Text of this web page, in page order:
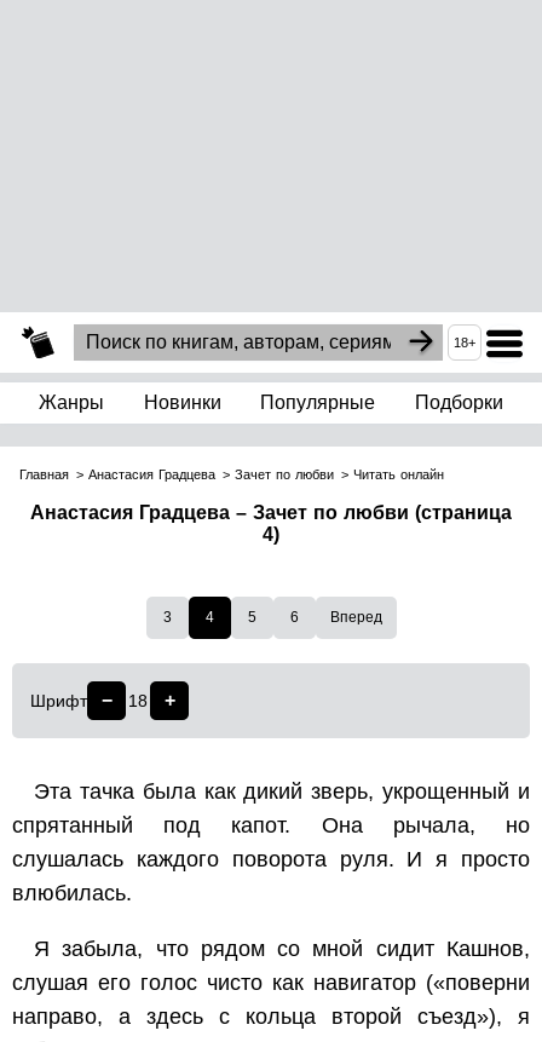
18+
Жанры Новинки Популярные Подборки
Главная Анастасия Градцева Зачет по любви Читать онлайн
Анастасия Градцева – Зачет по любви (страница
4)
3 4 5 6 Вперед
Шрифт − 18 +
Эта тачка была как дикий зверь, укрощенный и
спрятанный под капот. Она рычала, но
слушалась каждого поворота руля. И я просто
влюбилась.
Я забыла, что рядом со мной сидит Кашнов,
слушая его голос чисто как навигатор («поверни
направо, а здесь с кольца второй съезд»), я